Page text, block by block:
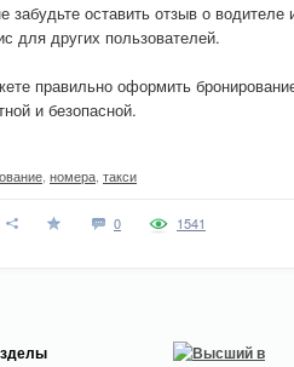
забудьте оставить отзыв о водителе
для других пользователей.
правильно оформить
и безопасной.
номера такси
0 1541